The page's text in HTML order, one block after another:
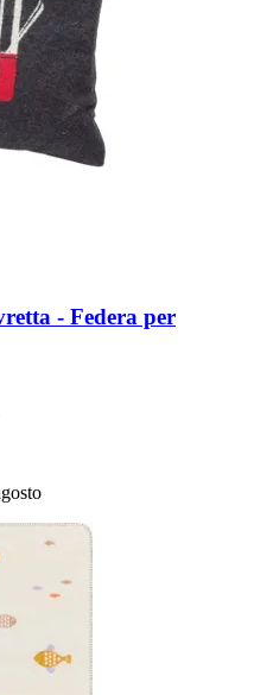
-​ Federa per